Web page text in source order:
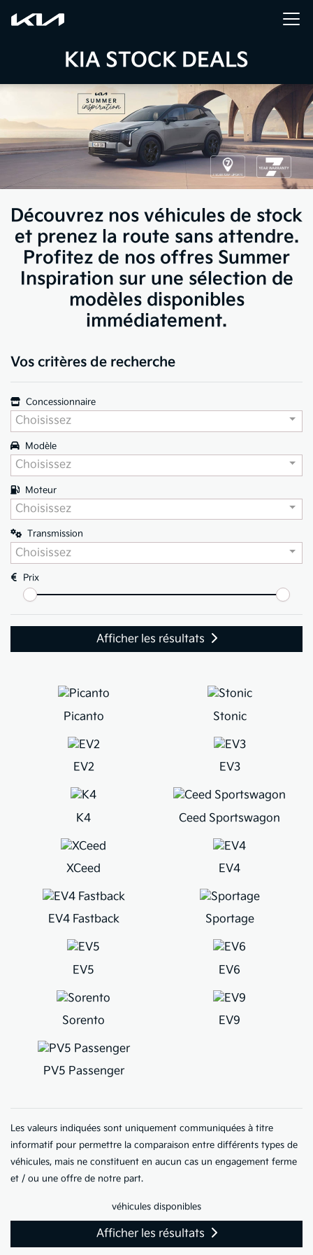
KIA STOCK DEALS
Découvrez nos véhicules de stock
et prenez la route sans attendre.
Profitez de nos offres Summer
Inspiration sur une sélection de
modèles disponibles
immédiatement.
Vos critères de recherche
Concessionnaire
Choisissez
Modèle
Choisissez
Moteur
Choisissez
Transmission
Choisissez
Prix
Afficher les résultats
Picanto Stonic
EV2 EV3
K4 Ceed Sportswagon
XCeed EV4
EV4 Fastback Sportage
EV5 EV6
Sorento EV9
PV5 Passenger
Les valeurs indiquées sont uniquement communiquées à titre
informatif pour permettre la comparaison entre différents types de
véhicules, mais ne constituent en aucun cas un engagement ferme
et / ou une offre de notre part.
véhicules disponibles
Afficher les résultats